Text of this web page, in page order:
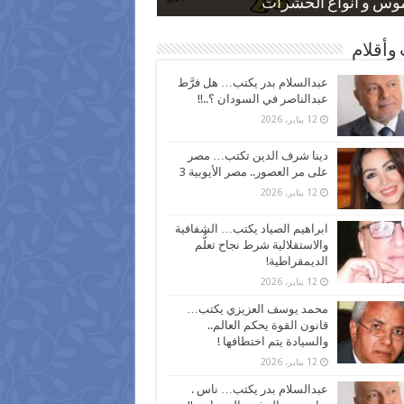
و أنواع الحشرات
بعد ارتفاع الأسعار
نسبة الطلاق في مصر
كاركاتيرية
كاركاتيرية
وأقلام
عبدالسلام بدر يكتب… هل فرَّط
عبدالناصر في السودان ؟..!!
12 يناير، 2026
دينا شرف الدين تكتب… مصر
على مر العصور.. مصر الأيوبية 3
12 يناير، 2026
ابراهيم الصياد يكتب… الشفافية
والاستقلالية شرط نجاح تعلُّم
الديمقراطية!
12 يناير، 2026
محمد يوسف العزيزي يكتب…
قانون القوة يحكم العالم..
والسيادة يتم اختطافها !
12 يناير، 2026
عبدالسلام بدر يكتب… ناس .